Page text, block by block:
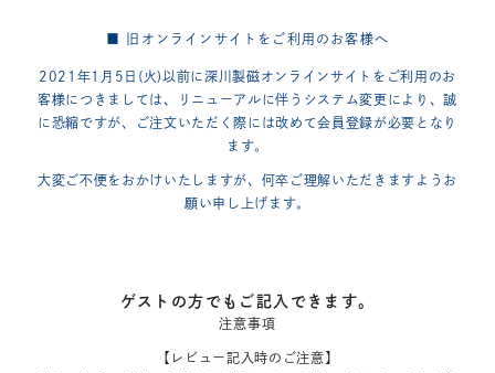
■ 旧オンラインサイトをご利用のお客様へ
2021年1月5日(火)以前に深川製磁オンラインサイトをご利用のお
客様につきましては、
リニューアルに伴うシステム変更により、誠
に恐縮ですが、
ご注文いただく際には改めて会員登録が必要となり
ます。
大変ご不便をおかけいたしますが、何卒ご理解いただきますようお
願い申し上げます。
ゲストの方でもご記入できます。
注意事項
【レビュー記入時のご注意】